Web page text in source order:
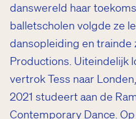
danswereld haar
balletscholen volgde ze
dansopleiding en trainde
Productions. Uiteindelijk
vertrok Tess naar
2021 studeert aan de
Contemporary Dance.